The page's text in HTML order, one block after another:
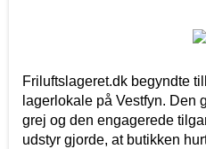
Friluftslageret.dk begyndte
lagerlokale på Vestfyn. Den
grej og den engagerede
udstyr gjorde, at butikken